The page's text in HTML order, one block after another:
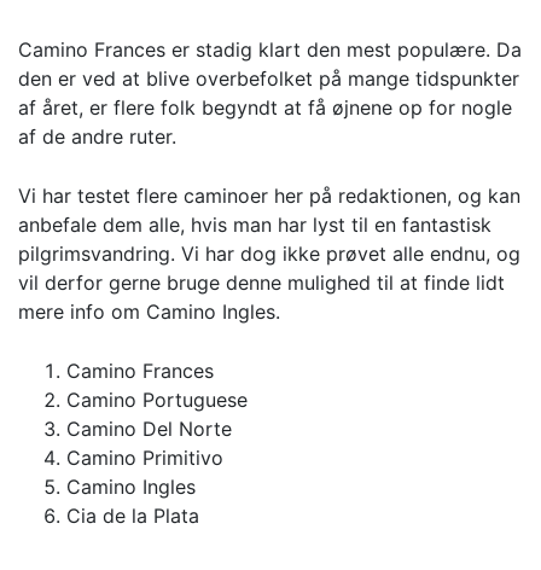
Camino Frances er stadig klart den mest populære. Da
den er ved at blive overbefolket på mange tidspunkter
af året, er flere folk begyndt at få øjnene op for nogle
af de andre ruter.
Vi har testet flere caminoer her på redaktionen, og kan
anbefale dem alle, hvis man har lyst til en fantastisk
pilgrimsvandring. Vi har dog ikke prøvet alle endnu, og
vil derfor gerne bruge denne mulighed til at finde lidt
mere info om Camino Ingles.
Camino Frances
Camino Portuguese
Camino Del Norte
Camino Primitivo
Camino Ingles
Cia de la Plata